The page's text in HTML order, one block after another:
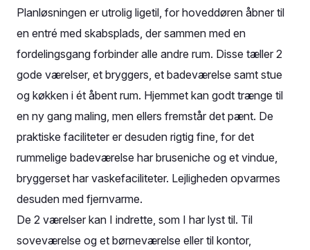
Planløsningen er utrolig ligetil, for hoveddøren åbner til
en entré med skabsplads, der sammen med en
fordelingsgang forbinder alle andre rum. Disse tæller 2
gode værelser, et bryggers, et badeværelse samt stue
og køkken i ét åbent rum. Hjemmet kan godt trænge til
en ny gang maling, men ellers fremstår det pænt. De
praktiske faciliteter er desuden rigtig fine, for det
rummelige badeværelse har bruseniche og et vindue,
bryggerset har vaskefaciliteter. Lejligheden opvarmes
desuden med fjernvarme.
De 2 værelser kan I indrette, som I har lyst til. Til
soveværelse og et børneværelse eller til kontor,